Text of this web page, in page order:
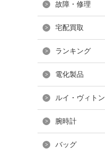
故障・修理
宅配買取
ランキング
電化製品
ルイ・ヴィトン
腕時計
バッグ